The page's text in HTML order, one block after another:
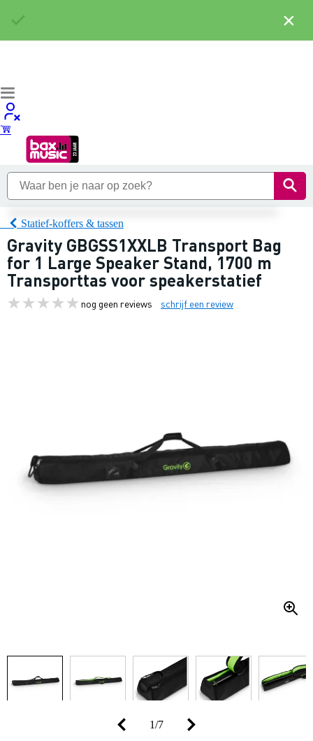
Statief-koffers & tassen
Gravity GBGSS1XXLB Transport Bag
for 1 Large Speaker Stand, 1700 m
Transporttas voor speakerstatief
nog geen reviews schrijf een review
1/7
×